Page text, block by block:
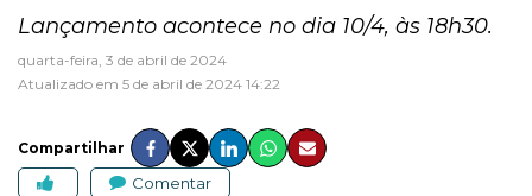
Lançamento acontece no dia 10/4, às 18h30.
quarta-feira, 3 de abril de 2024
Atualizado em 5 de abril de 2024 14:22
Compartilhar
Comentar